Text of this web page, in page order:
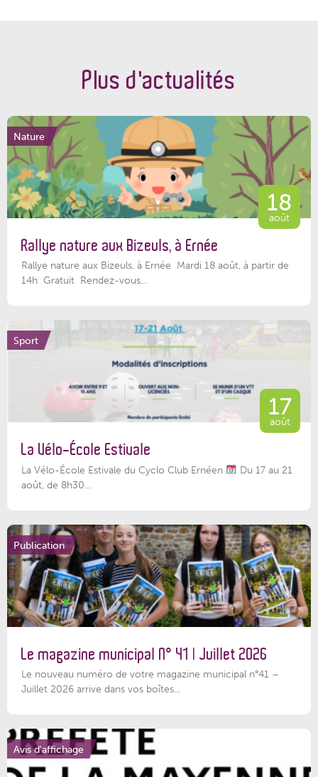
Plus d'actualités
Nature
18
août
Rallye nature aux Bizeuls, à Ernée
Rallye nature aux Bizeuls, à Ernée Mardi 18 août, à partir de
14h Gratuit Rendez-vous...
Sport
17
août
La Vélo-École Estivale
La Vélo-École Estivale du Cyclo Club Ernéen
Du 17 au 21
août, de 8h30...
Publication
Le magazine municipal N° 41 | Juillet 2026
Le nouveau numéro de votre magazine municipal n°41 –
Juillet 2026 arrive dans vos boîtes...
Avis d'affichage